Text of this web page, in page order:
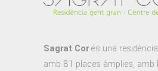
Sagrat Corés una
amb 81 places àmplies, amb